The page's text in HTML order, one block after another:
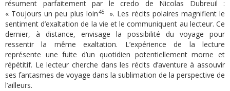
résument parfaitement par le credo de Nicolas Dubreuil :
« Toujours un peu plus loin45
». Les récits polaires magnifient le
sentiment d’exaltation de la vie et le communiquent au lecteur. Ce
dernier, à distance, envisage la possibilité du voyage pour
ressentir la même exaltation. L’expérience de la lecture
représente une fuite d’un quotidien potentiellement morne et
répétitif. Le lecteur cherche dans les récits d’aventure à assouvir
ses fantasmes de voyage dans la sublimation de la perspective de
l’ailleurs.